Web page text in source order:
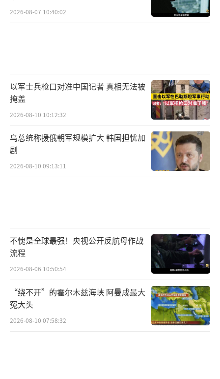
证明，约67%的台湾民众认为，美国所谓
的“保护台湾”只是一句口号，他们的真实想
法是把台湾当成对抗大陆的筹码。
这次民调与2022年《环球网》发布的民调
显示形成了鲜明的对比，2022年（环球网报
道）台湾《天下》杂志发布了一份民调数据，
54%的人认为美军能有效地保护台湾，只
有38.8%的人认为美军不可能保护台湾，而现
在短短两年多时间就增加到67%，可见台湾民
众随着国际局势的变化也认清了现实。
台湾民众高举五星红旗
此外，6月4日这次民调，54%的台湾民众
2026-08-07 10:40:02
以军士兵枪口对准中国记者 真相无法被
掩盖
2026-08-10 10:12:32
乌总统称援俄朝军规模扩大 韩国担忧加
剧
2026-08-10 09:13:11
不愧是全球最强！央视公开反航母作战
流程
2026-08-06 10:50:54
“绕不开”的霍尔木兹海峡 阿曼成最大
冤大头
2026-08-10 07:58:32